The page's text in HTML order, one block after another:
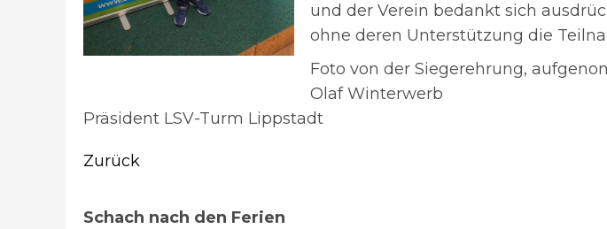
und der Verein bedankt sich
ohne deren Unterstützung die
Foto von der Siegerehrung,
Olaf Winterwerb
Präsident LSV-Turm Lippstadt
Beitragsnavigation
Zurück
Beitrag:
Schach nach den Ferien